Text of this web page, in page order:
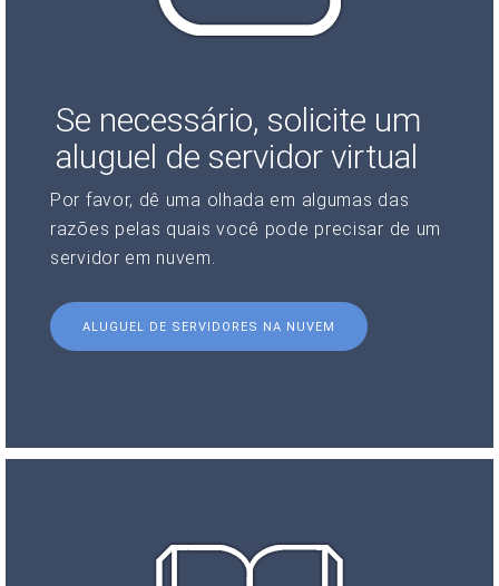
Se necessário, solicite um
aluguel de servidor virtual
Por favor, dê uma olhada em algumas das
razões pelas quais você pode precisar de um
servidor em nuvem.
ALUGUEL DE SERVIDORES NA NUVEM